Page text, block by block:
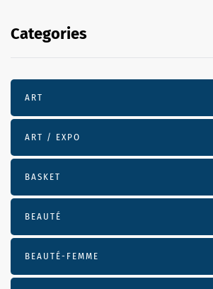
Categories
ART
ART / EXPO
BASKET
BEAUTÉ
BEAUTÉ-FEMME